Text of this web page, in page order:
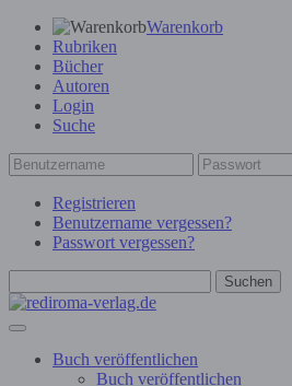
Warenkorb
Rubriken
Bücher
Autoren
Login
Suche
Registrieren
Benutzername vergessen?
Passwort vergessen?
Suchen
Buch veröffentlichen
Buch veröffentlichen